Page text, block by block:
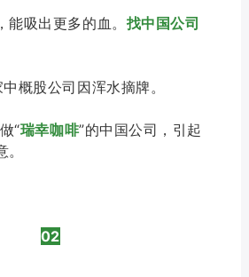
吸出更多的血。 找中国公司
概股公司因浑水摘牌。
“瑞幸咖啡”的中国公司，引起
02